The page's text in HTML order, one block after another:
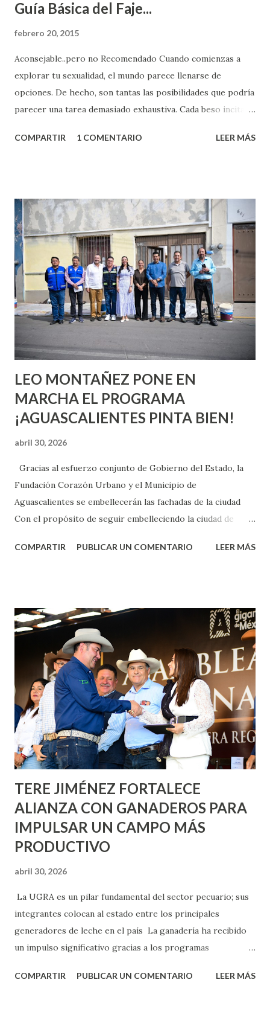
Guía Básica del Faje...
febrero 20, 2015
Aconsejable..pero no Recomendado Cuando comienzas a
explorar tu sexualidad, el mundo parece llenarse de
opciones. De hecho, son tantas las posibilidades que podría
parecer una tarea demasiado exhaustiva. Cada beso incita
partes de ti que jamás hubieras imaginado. El problema es
conoces ni la mitad de lo que deberías saber. Pero incluso
quienes ya han tenido relaciones sexuales no son expertos
o expertas en el tema. Siempre hay algo nuevo que
aprender y nuevas experiencias que conocer. Si eres una
chica y aún no has tenido relaciones sexuales, tal vez
pienses que el sexo será increíble y no puedas esperar para
experimentarlo, pero como cualquier persona con
experiencia te dirá, siempre es mejor cuando ambas partes
son suficientemen...
COMPARTIR 1 COMENTARIO LEER MÁS
LEO MONTAÑEZ PONE EN
MARCHA EL PROGRAMA
¡AGUASCALIENTES PINTA BIEN!
abril 30, 2026
Gracias al esfuerzo conjunto de Gobierno del Estado, la
Fundación Corazón Urbano y el Municipio de
Aguascalientes se embellecerán las fachadas de la ciudad
Con el propósito de seguir embelleciendo la ciudad de
municipal, Leo Montañez dio inicio al programa
Corazón Urbano y el Municipio capital. Leo Montañez
informó que en este programa se usarán cerca de 90 mil
metros cuadrados de pintura, para dar inicio en la calle
Nieto, entre Jesús F. Elizondo y la calle 22 de Octubre, con
lo que se aplicará pintura en 66 casas. Posteriormente se
llevará este programa a Villas de Nuestra Señora de la
Asunción, Avenida Alameda y Decreto 27 de Septiembre, en
los edificios FOVISSSTE Ojo de Agua, en la comunidad
Norias de Paso Hondo y en los edificios de...
COMPARTIR PUBLICAR UN COMENTARIO LEER MÁS
TERE JIMÉNEZ FORTALECE
ALIANZA CON GANADEROS PARA
IMPULSAR UN CAMPO MÁS
PRODUCTIVO
abril 30, 2026
La UGRA es un pilar fundamental del sector pecuario; sus
integrantes colocan al estado entre los principales
generadores de leche en el país La ganadería ha recibido
un impulso significativo gracias a los programas
muestra de su respaldo firme y decidido al campo, la
COMPARTIR PUBLICAR UN COMENTARIO LEER MÁS